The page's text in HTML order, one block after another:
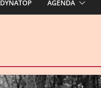
DYNATOP AGENDA